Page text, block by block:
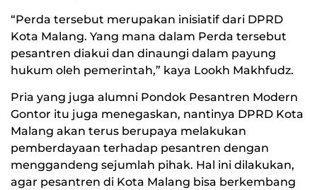
“Perda tersebut merupakan inisiatif dari DPRD
Kota Malang. Yang mana dalam Perda tersebut
pesantren diakui dan dinaungi dalam payung
hukum oleh pemerintah,” kaya Lookh Makhfudz.
Pria yang juga alumni Pondok Pesantren Modern
Gontor itu juga menegaskan, nantinya DPRD Kota
Malang akan terus berupaya melakukan
pemberdayaan terhadap pesantren dengan
menggandeng sejumlah pihak. Hal ini dilakukan,
agar pesantren di Kota Malang bisa berkembang